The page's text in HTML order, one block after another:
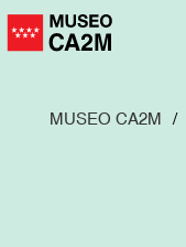
Pasar
MUSEO CA2M